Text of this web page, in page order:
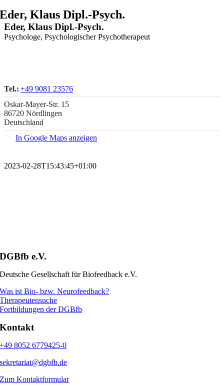
Eder, Klaus Dipl.-Psych.
Eder, Klaus Dipl.-Psych.
Psychologe, Psychologischer Psychotherapeut
Tel.: +49 9081 23576
Oskar-Mayer-Str. 15
86720 Nördlingen
Deutschland
In Google Maps anzeigen
2023-02-28T15:43:45+01:00
DGBfb e.V.
Deutsche Gesellschaft für Biofeedback e.V.
Was ist Bio- bzw. Neurofeedback?
Therapeutensuche
Fortbildungen der DGBfb
Kontakt
+49 8052 6779425-0
sekretariat@dgbfb.de
Zum Kontaktformular